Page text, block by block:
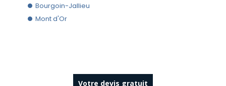
Bourgoin-Jallieu
Mont d'Or
Votre devis gratuit